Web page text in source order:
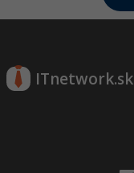
ITnetwork.sk